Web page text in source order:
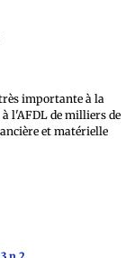
importante à la
l'AFDL de milliers de
et matérielle